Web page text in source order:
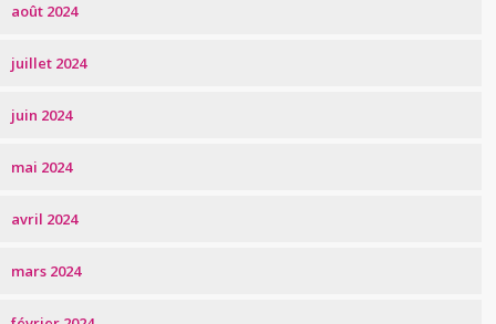
août 2024
juillet 2024
juin 2024
mai 2024
avril 2024
mars 2024